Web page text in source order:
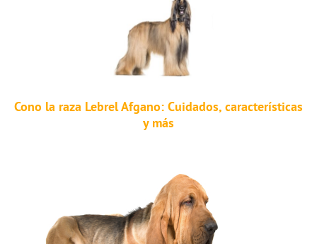
Cono la raza Lebrel Afgano: Cuidados, características
y más